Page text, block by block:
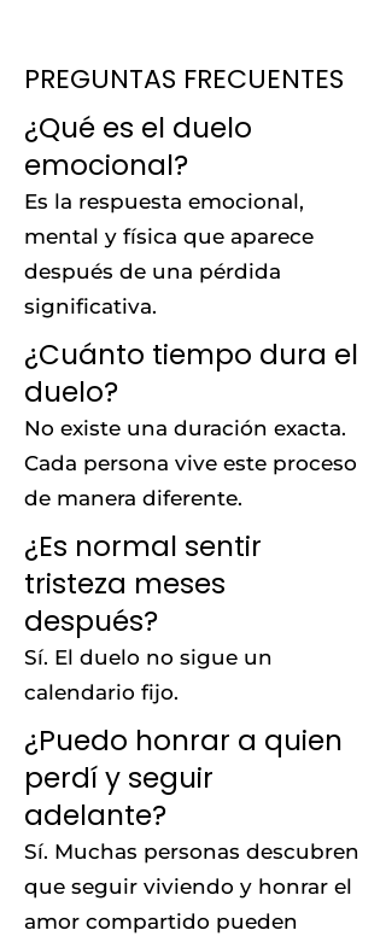
PREGUNTAS FRECUENTES
¿Qué es el duelo
emocional?
Es la respuesta emocional,
mental y física que aparece
después de una pérdida
significativa.
¿Cuánto tiempo dura el
duelo?
No existe una duración exacta.
Cada persona vive este proceso
de manera diferente.
¿Es normal sentir
tristeza meses
después?
Sí. El duelo no sigue un
calendario fijo.
¿Puedo honrar a quien
perdí y seguir
adelante?
Sí. Muchas personas descubren
que seguir viviendo y honrar el
amor compartido pueden